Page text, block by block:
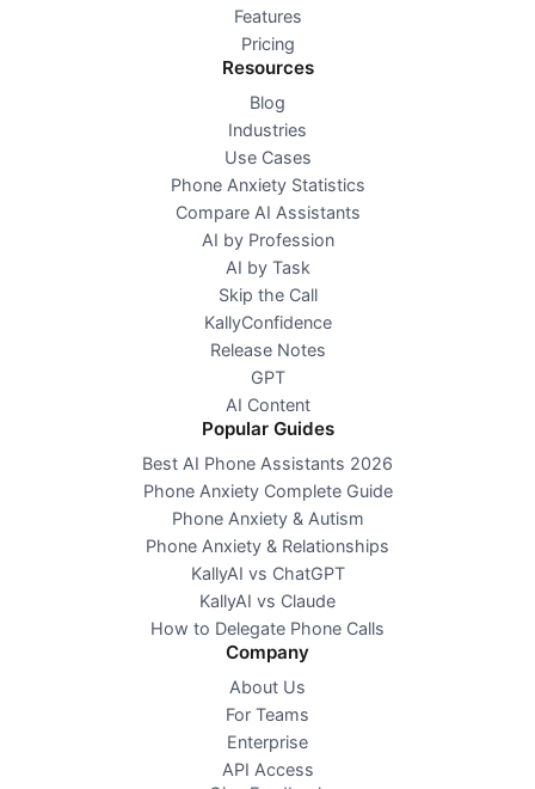
Features
Pricing
Resources
Blog
Industries
Use Cases
Phone Anxiety Statistics
Compare AI Assistants
AI by Profession
AI by Task
Skip the Call
KallyConfidence
Release Notes
GPT
AI Content
Popular Guides
Best AI Phone Assistants 2026
Phone Anxiety Complete Guide
Phone Anxiety & Autism
Phone Anxiety & Relationships
KallyAI vs ChatGPT
KallyAI vs Claude
How to Delegate Phone Calls
Company
About Us
For Teams
Enterprise
API Access